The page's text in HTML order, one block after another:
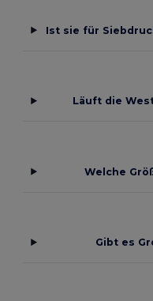
Ist sie für
Läuft die
Welche
Gibt es